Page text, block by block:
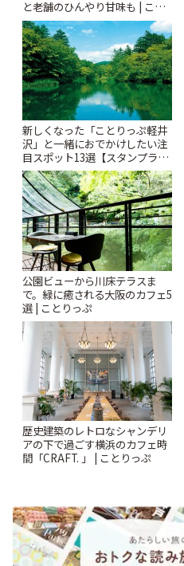
と老舗のひんやり甘味も | こと
りっぷ
新しくなった「ことりっぷ軽井
沢」と一緒におでかけしたい注
目スポット13選【スタンプラリ
ー開催中】 | ことりっぷ
公園ビューから川床テラスま
で。緑に癒される大阪のカフェ5
選 | ことりっぷ
歴史建築のレトロなシャンデリ
アの下で過ごす横浜のカフェ時
間「CRAFT. 」 | ことりっぷ